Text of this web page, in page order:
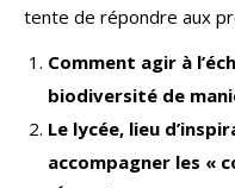
tente de répondre aux
Comment agir à
biodiversité de
Le lycée, lieu
accompagner les «